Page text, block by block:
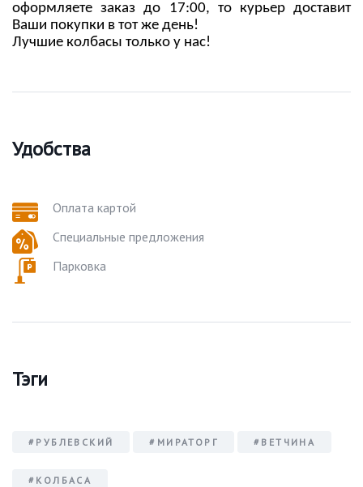
оформляете заказ до 17:00, то курьер доставит
Ваши покупки в тот же день!
Лучшие колбасы только у нас!
Удобства
Оплата картой
Специальные предложения
Парковка
Тэги
#РУБЛЕВСКИЙ #МИРАТОРГ #ВЕТЧИНА
#КОЛБАСА